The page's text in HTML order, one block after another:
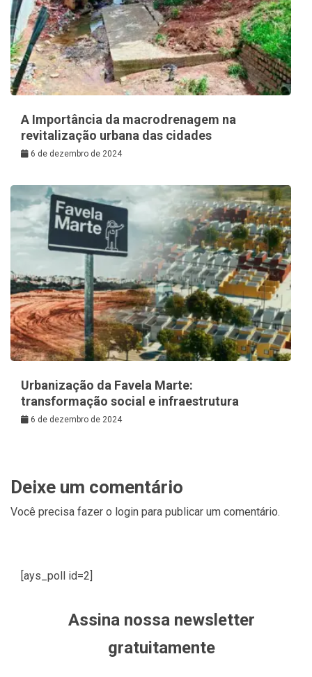
A Importância da macrodrenagem na
revitalização urbana das cidades
6 de dezembro de 2024
Urbanização da Favela Marte:
transformação social e infraestrutura
6 de dezembro de 2024
Deixe um comentário
Você precisa fazer o login para publicar um comentário.
[ays_poll id=2]
Assina nossa newsletter
gratuitamente